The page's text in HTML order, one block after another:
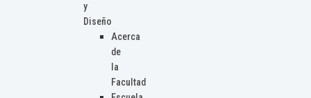
y
Diseño
Acerca
de
la
Facultad